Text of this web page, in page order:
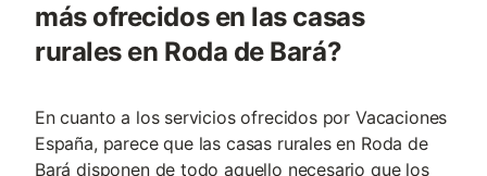
más ofrecidos en las casas
rurales en Roda de Bará?
En cuanto a los servicios ofrecidos por Vacaciones
España, parece que las casas rurales en Roda de
Bará disponen de todo aquello necesario que los